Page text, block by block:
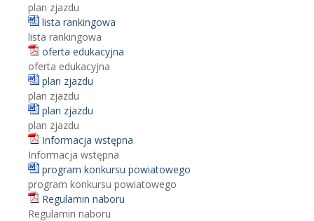
plan zjazdu
lista rankingowa
lista rankingowa
oferta edukacyjna
oferta edukacyjna
plan zjazdu
plan zjazdu
plan zjazdu
plan zjazdu
Informacja wstępna
Informacja wstępna
program konkursu powiatowego
program konkursu powiatowego
Regulamin naboru
Regulamin naboru